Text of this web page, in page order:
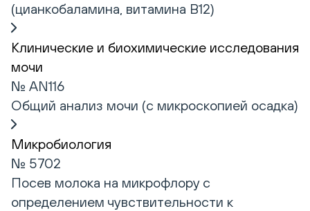
(цианкобаламина, витамина В12)
Клинические и биохимические исследования
мочи
№ AN116
Общий анализ мочи (с микроскопией осадка)
Микробиология
№ 5702
Посев молока на микрофлору с
определением чувствительности к